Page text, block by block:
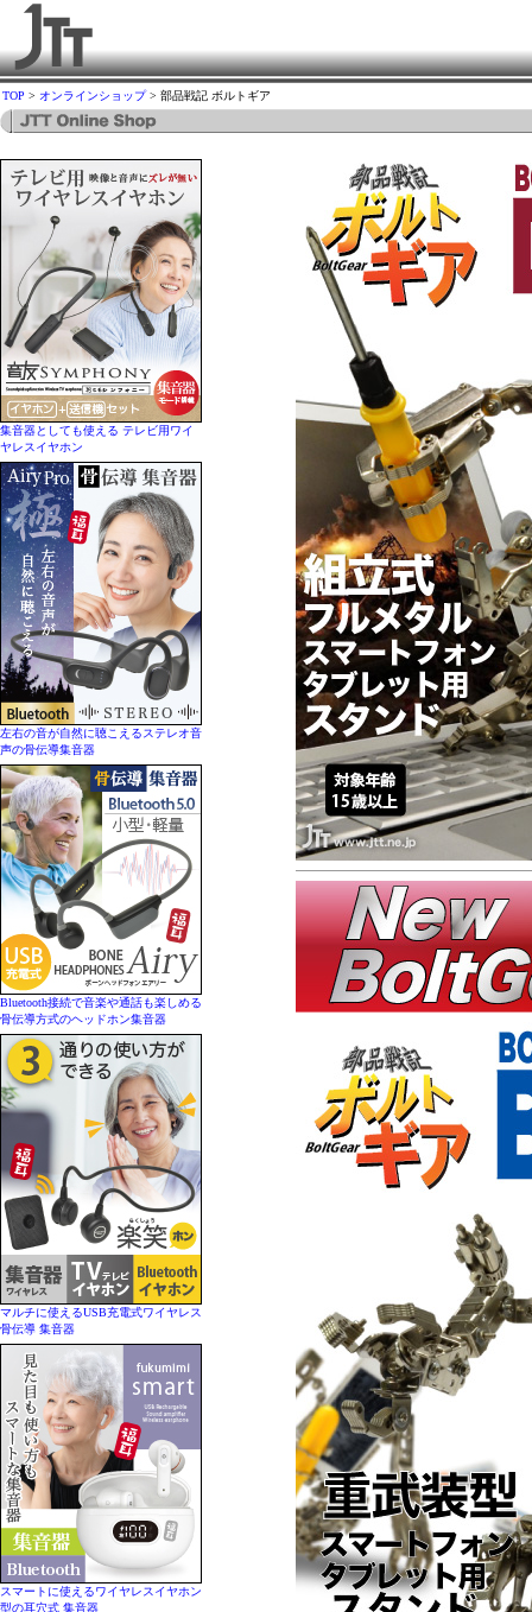
TOP > オンラインショップ> 部品戦記 ボルトギア
集音器としても使える テレビ用ワイ
ヤレスイヤホン
左右の音が自然に聴こえるステレオ音
声の骨伝導集音器
Bluetooth接続で音楽や通話も楽しめる
骨伝導方式のヘッドホン集音器
マルチに使えるUSB充電式ワイヤレス
骨伝導 集音器
スマートに使えるワイヤレスイヤホン
型の耳穴式 集音器